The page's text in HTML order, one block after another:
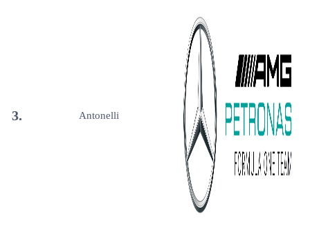
3. Antonelli